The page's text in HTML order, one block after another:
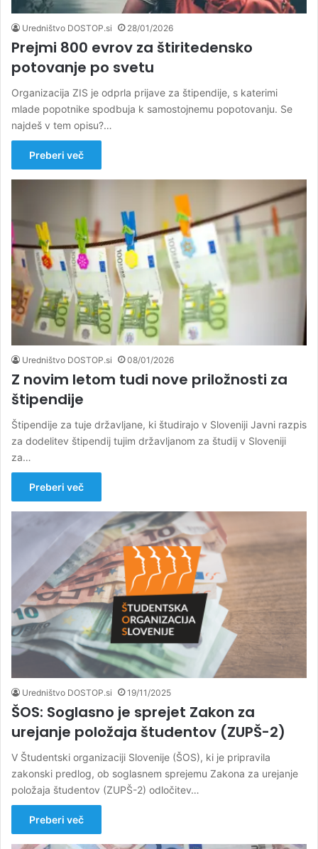
Uredništvo DOSTOP.si 28/01/2026
Prejmi 800 evrov za štiritedensko
potovanje po svetu
Organizacija ZIS je odprla prijave za štipendije, s katerimi
mlade popotnike spodbuja k samostojnemu popotovanju. Se
najdeš v tem opisu?…
Preberi več
Uredništvo DOSTOP.si 08/01/2026
Z novim letom tudi nove priložnosti za
štipendije
Štipendije za tuje državljane, ki študirajo v Sloveniji Javni razpis
za dodelitev štipendij tujim državljanom za študij v Sloveniji
za…
Preberi več
Uredništvo DOSTOP.si 19/11/2025
ŠOS: Soglasno je sprejet Zakon za
urejanje položaja študentov (ZUPŠ-2)
V Študentski organizaciji Slovenije (ŠOS), ki je pripravila
zakonski predlog, ob soglasnem sprejemu Zakona za urejanje
položaja študentov (ZUPŠ-2) odločitev…
Preberi več